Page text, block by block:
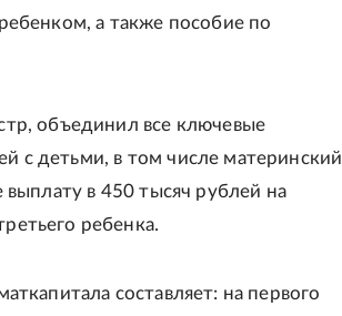
а также пособие по
объединил все ключевые
с детьми, в том числе материнский
в 450 тысяч рублей на
ребенка.
составляет: на первого